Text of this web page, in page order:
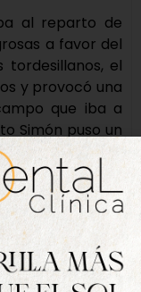
al reparto de
a favor del
tordesillanos, el
y provocó una
que iba a
Simón puso un
para la
y el veterano
una segunda
el balón y con
a Samu en el
a la grada